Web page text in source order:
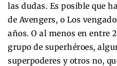
las dudas. Es posible que
de Avengers, o Los
años. O al menos en entre
grupo de superhéroes,
superpoderes y otros no,